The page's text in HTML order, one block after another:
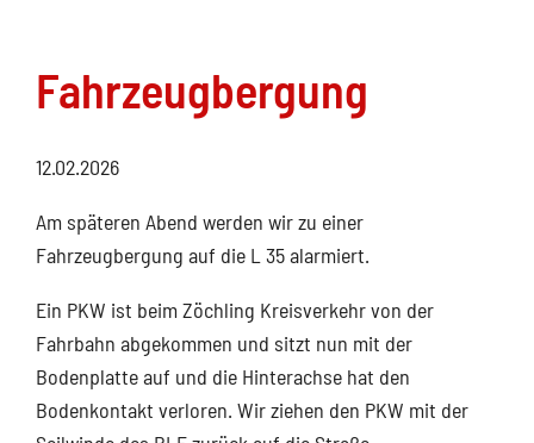
Fahrzeugbergung
12.02.2026
Am späteren Abend werden wir zu einer
Fahrzeugbergung auf die L 35 alarmiert.
Ein PKW ist beim Zöchling Kreisverkehr von der
Fahrbahn abgekommen und sitzt nun mit der
Bodenplatte auf und die Hinterachse hat den
Bodenkontakt verloren. Wir ziehen den PKW mit der